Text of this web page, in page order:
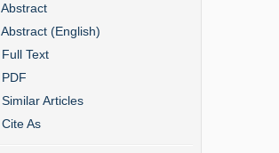
Abstract
Abstract (English)
Full Text
PDF
Similar Articles
Cite As